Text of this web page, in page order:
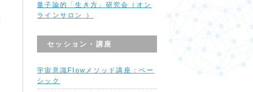
量子論的「生き方」研究会（オン
ラインサロン ）
セッション・講座
宇宙意識Flowメソッド講座：ベー
シック